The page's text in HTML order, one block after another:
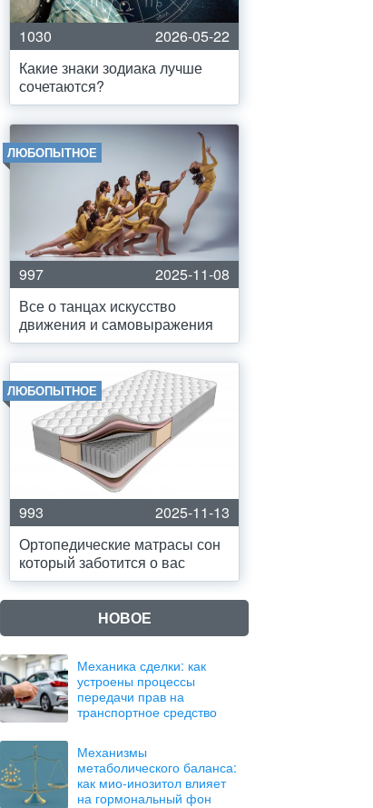
1030
2026-05-22
Какие знаки зодиака лучше
сочетаются?
ЛЮБОПЫТНОЕ
997
2025-11-08
Все о танцах искусство
движения и самовыражения
ЛЮБОПЫТНОЕ
993
2025-11-13
Ортопедические матрасы сон
который заботится о вас
НОВОЕ
Механика сделки: как
устроены процессы
передачи прав на
транспортное средство
Механизмы
метаболического баланса:
как мио-инозитол влияет
на гормональный фон